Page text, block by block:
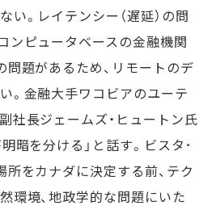
。レイテンシー（遅延）の問
ンピュータベースの金融機関
問題があるため、リモートのデ
。金融大手ワコビアのユーテ
社長ジェームズ・ヒュートン氏
暗を分ける」と話す。ビスタ･
所をカナダに決定する前、テク
環境、地政学的な問題にいた